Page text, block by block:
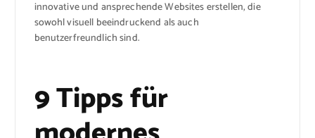
innovative und ansprechende Websites erstellen, die
sowohl visuell beeindruckend als auch
benutzerfreundlich sind.
9 Tipps für